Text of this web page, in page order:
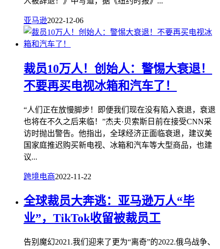
亚马逊2022-12-06
裁员10万人！创始人：警惕大衰退！
不要再买电视冰箱和汽车了！
“人们正在放慢脚步！即便我们现在没有陷入衰退，衰退
也将在不久之后来临！”杰夫·贝索斯日前在接受CNN采
访时抛出警告。他指出，全球经济正面临衰退，建议美
国家庭推迟购买新电视、冰箱和汽车等大型商品，也建
议...
跨境电商2022-11-22
全球裁员大奔逃：亚马逊万人“毕
业”，TikTok收留被裁员工
告别魔幻2021.我们迎来了更为“离奇”的2022.俄乌战争、